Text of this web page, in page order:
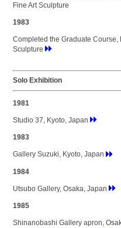
Fine Art Sculpture
1983
Completed the Graduate Course,
Sculpture
Solo Exhibition
1981
Studio 37, Kyoto, Japan
1983
Gallery Suzuki, Kyoto, Japan
1984
Utsubo Gallery, Osaka, Japan
1985
Shinanobashi Gallery apron,